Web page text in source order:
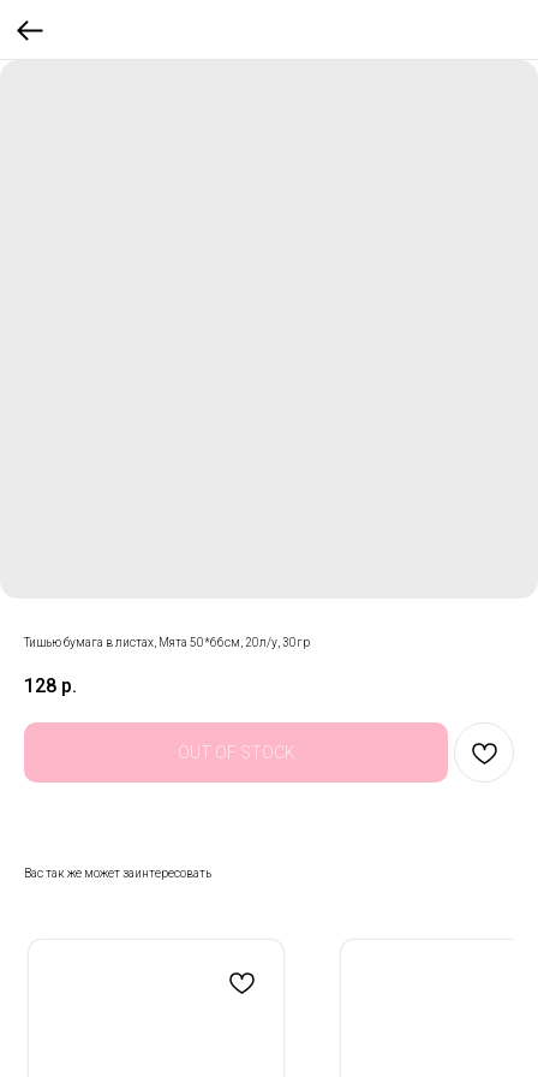
Тишью бумага в листах, Мята 50*66см, 20л/у, 30гр
128 р.
OUT OF STOCK
Вас так же может заинтересовать